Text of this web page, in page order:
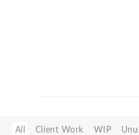
All Client Work WIP